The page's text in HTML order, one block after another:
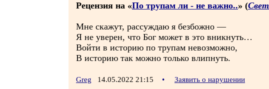
Рецензия на «По трупам ли - не важно..» (
Мне скажут, рассуждаю я безбожно —
Я не уверен, что Бог может в это вникнуть…
Войти в историю по трупам невозможно,
В историю так можно только влипнуть.
Greg 14.05.2022 21:15 • Заявить о нарушении